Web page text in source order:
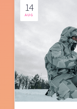
14
AUG